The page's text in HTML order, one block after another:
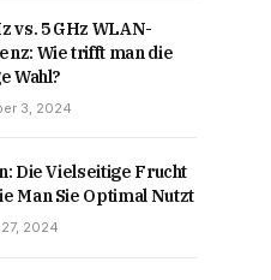
vs. 5 GHz WLAN-
Wie trifft man die
Wahl?
3, 2024
Die Vielseitige Frucht
Man Sie Optimal Nutzt
2024